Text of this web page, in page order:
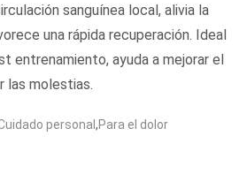
sanguínea local, alivia la
una rápida recuperación. Ideal
entrenamiento, ayuda a mejorar el
las molestias.
personal ,Para el dolor